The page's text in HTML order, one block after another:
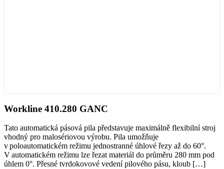
Workline 410.280 GANC
Tato automatická pásová pila představuje maximálně flexibilní stroj
vhodný pro malosériovou výrobu. Pila umožňuje
v poloautomatickém režimu jednostranné úhlové řezy až do 60°.
V automatickém režimu lze řezat materiál do průměru 280 mm pod
úhlem 0°. Přesné tvrdokovové vedení pilového pásu, kloub […]